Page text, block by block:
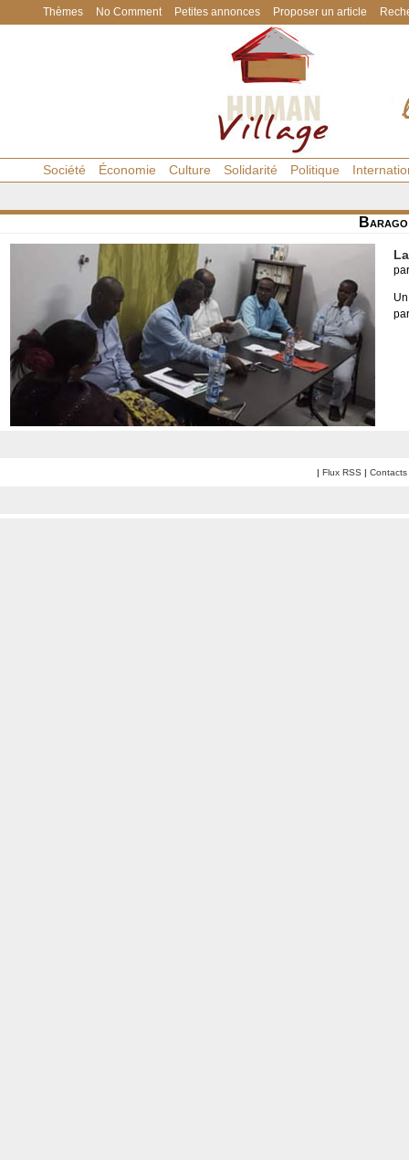
Thèmes No Comment Petites annonces Proposer un article
Société Économie Culture Solidarité Politique
Barago
| Flux RSS | Contacts